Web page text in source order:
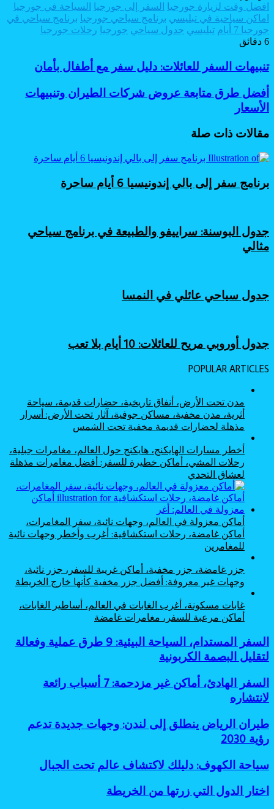
افضل وقت لزيارة جورجيا
السفر إلى جورجيا
السياحة في جورجيا
اماكن سياحية في تبليسي برنامج سياحي جورجيا برنامج سياحي في
جورجيا 7 أيام
تبليسي جدول سياحي جورجيا رحلات جورجيا
6 دقائق
تنبيهات
السفر
للعائلات:
دليل
سفر
أطفال
تنبيهات السفر للعائلات: دليل سفر مع أطفال بأمان
أفضل
طرق
متابعة
عروض
شركات
وتنبيهات
أفضل طرق متابعة عروض شركات الطيران وتنبيهات
الأسعار
مقالات ذات صلة
برنامج سفر إلى بالي إندونيسيا 6 أيام ساحرة
جدول البوسنة: سراييفو والطبيعة في برنامج سياحي
مثالي
جدول سياحي عائلي في النمسا
جدول أوروبي مريح للعائلات: 10 أيام بلا تعب
POPULAR ARTICLES
مدن تحت الأرض، أنفاق تاريخية، حضارات قديمة، سياحة
أثرية، مدن مخفية، مساكن جوفية، آثار تحت الأرض: أسرار
مذهلة لحضارات قديمة مخفية تحت الشمس
أخطر مسارات الهايكنج، هايكنج حول العالم، مغامرات جبلية،
رحلات المشي، أماكن خطيرة للسفر: أفضل مغامرات مذهلة
لعشاق التحدي
أماكن معزولة في العالم، وجهات نائية، سفر المغامرات،
أماكن غامضة، رحلات استكشافية: أغرب وأخطر وجهات نائية
للمغامرين
جزر غامضة، جزر مخفية، أماكن غريبة للسفر، جزر نائية،
وجهات غير معروفة: أفضل جزر مخفية كأنها خارج الخريطة
غابات مسكونة، أغرب الغابات في العالم، أساطير الغابات،
أماكن مرعبة للسفر، مغامرات غامضة
السفر
المستدام،
السياحة
البيئية:
9
طرق
وفعالة
لتقليل
البصمة
السفر المستدام، السياحة البيئية: 9 طرق عملية وفعالة
لتقليل البصمة الكربونية
السفر
الهادئ،
أماكن
مزدحمة:
7
رائعة
لانتشاره
السفر الهادئ، أماكن غير مزدحمة: 7 أسباب رائعة
لانتشاره
طيران
الرياض
ينطلق
لندن:
جديدة
طيران الرياض ينطلق إلى لندن: وجهات جديدة تدعم
رؤية 2030
سياحة
الكهوف:
دليلك
لاكتشاف
سياحة الكهوف: دليلك لاكتشاف عالم تحت الجبال
اختار
الدول
اختار الدول التي زرتها من الخريطة